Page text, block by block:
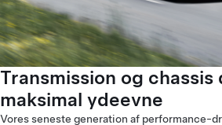
Transmission og
maksimal ydeevne
Vores seneste generation af performance-